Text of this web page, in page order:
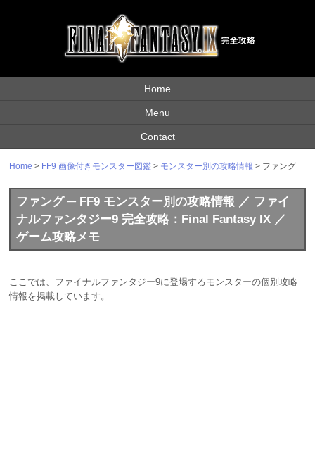
Home
Menu
Contact
Home > FF9 画像付きモンスター図鑑 > モンスター別の攻略情報 > ファング
ファング ─ FF9 モンスター別の攻略情報 ／ ファイ
ナルファンタジー9 完全攻略：Final Fantasy IX ／
ゲーム攻略メモ
ここでは、ファイナルファンタジー9に登場するモンスターの個別攻略
情報を掲載しています。